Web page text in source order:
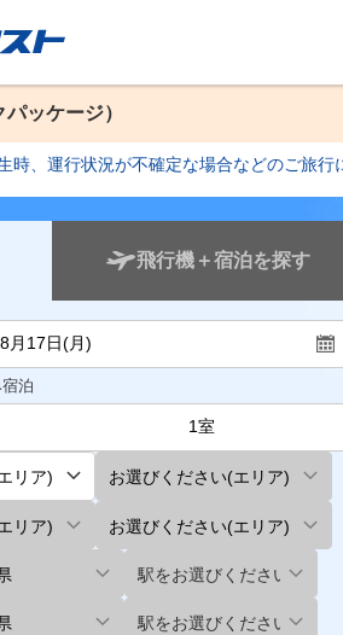
パッケージ）
時、運行状況が不確定な場合などのご旅行
飛行機＋宿泊を探す
泊
駅をお選びください
駅をお選びください